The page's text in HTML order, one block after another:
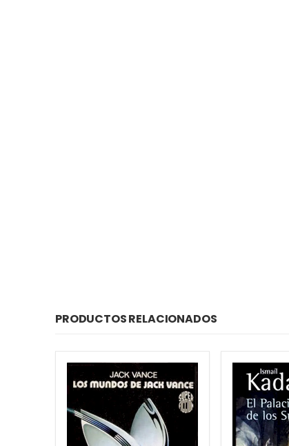
PRODUCTOS RELACIONADOS